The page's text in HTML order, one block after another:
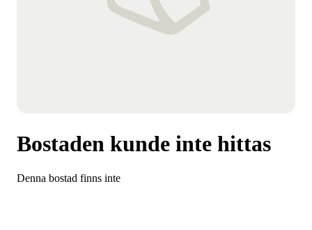
Bostaden kunde inte hittas
Denna bostad finns inte